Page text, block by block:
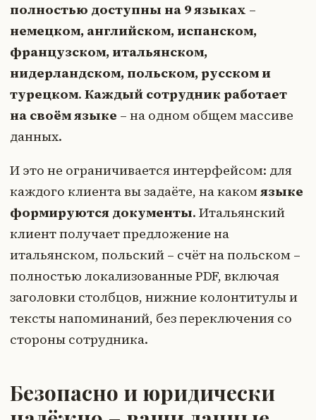
полностью доступны на 9 языках –
немецком, английском, испанском,
французском, итальянском,
нидерландском, польском, русском и
турецком. Каждый сотрудник работает
на своём языке – на одном общем массиве
данных.
И это не ограничивается интерфейсом: для
каждого клиента вы задаёте, на какомязыке
формируются документы. Итальянский
клиент получает предложение на
итальянском, польский – счёт на польском –
полностью локализованные PDF, включая
заголовки столбцов, нижние колонтитулы и
тексты напоминаний, без переключения со
стороны сотрудника.
Безопасно и юридически